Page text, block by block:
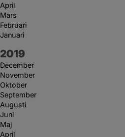
April
Mars
Februari
Januari
År:
2019
December
November
Oktober
September
Augusti
Juni
Maj
April